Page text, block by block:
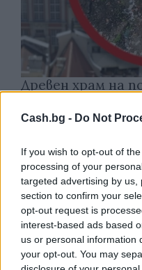
Cash.bg - Do Not
If you wish to opt-out of
processing of your
targeted advertising by
section to confirm your
opt-out request is
interest-based ads based
us or personal information
your opt-out. You may
Древен храм на
Полша